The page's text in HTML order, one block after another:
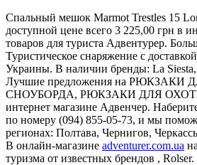
Спальный мешок Marmot Trestles 15
доступной цене всего 3 225,00 грн в
товаров для туриста Адвентурер.
Туристическое снаряжение с
Украины. В наличии бренды: La
Лучшие предложения на
СНОУБОРДА, РЮКЗАКИ ДЛЯ
интернет магазине Адвенчер.
по номеру (094) 855-05-73, и мы
регионах: Полтава, Чернигов,
В онлайн-магазине adventurer.com.ua
туризма от известных брендов ,